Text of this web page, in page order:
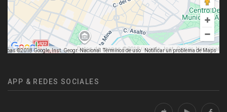
©2018 Google, Inst. Geogr. NacionalDatos de mapas ©2018 Google, Inst. Geogr. Nacional
Términos de uso Notificar un problema de Maps
APP & REDES SOCIALES